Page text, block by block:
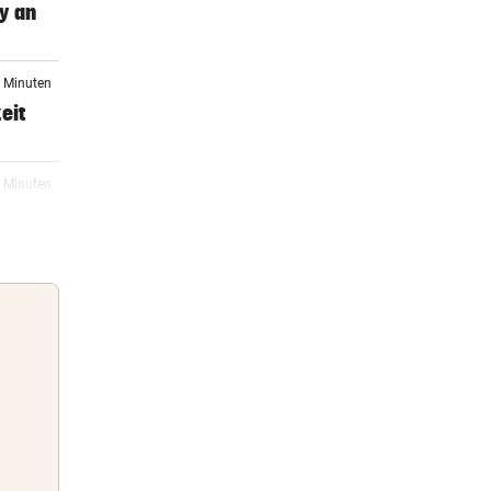
an
Minuten
Minuten
04:30